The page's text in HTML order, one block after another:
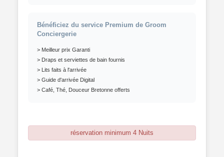
Bénéficiez du service Premium de Groom
Conciergerie
> Meilleur prix Garanti
> Draps et serviettes de bain fournis
> Lits faits à l'arrivée
> Guide d'arrivée Digital
> Café, Thé, Douceur Bretonne offerts
réservation minimum 4 Nuits